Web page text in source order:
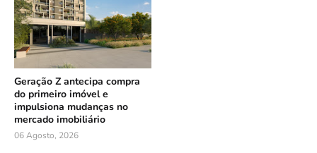
Geração Z antecipa compra
do primeiro imóvel e
impulsiona mudanças no
mercado imobiliário
06 Agosto, 2026